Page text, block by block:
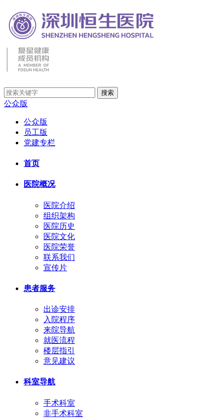
公众版
公众版
员工版
党建专栏
首页
医院概况
医院介绍
组织架构
医院历史
医院文化
医院荣誉
联系我们
宣传片
患者服务
出诊安排
入院程序
来院导航
就医流程
楼层指引
意见建议
科室导航
手术科室
非手术科室